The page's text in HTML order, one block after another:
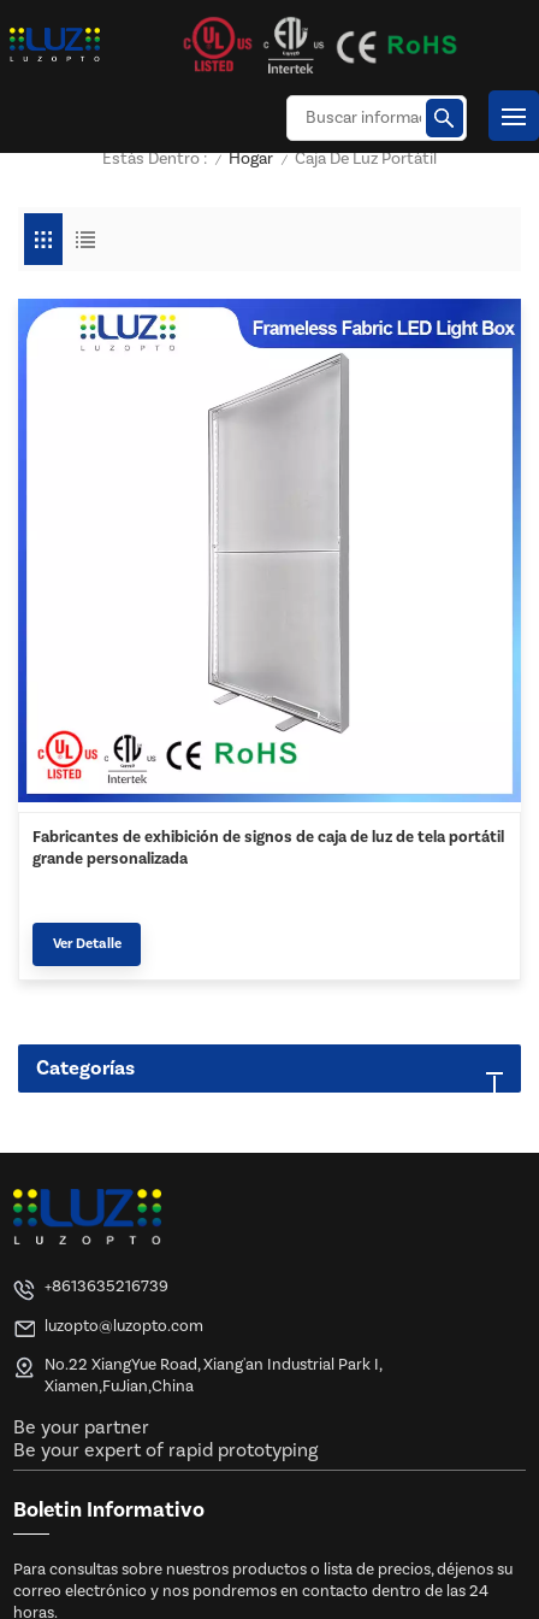
Estás Dentro : / Hogar / Caja De Luz Portátil
Fabricantes de exhibición de signos de caja de luz de tela portátil
grande personalizada
Ver Detalle
Categorías
+8613635216739
luzopto@luzopto.com
No.22 XiangYue Road, Xiang'an Industrial Park I,
Xiamen,FuJian,China
Be your partner
Be your expert of rapid prototyping
Boletin Informativo
Para consultas sobre nuestros productos o lista de precios, déjenos su
correo electrónico y nos pondremos en contacto dentro de las 24
horas.